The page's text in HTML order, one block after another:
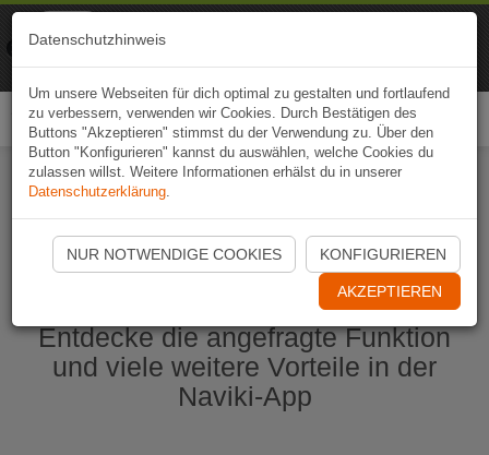
Naviki App jetzt öffnen
Entdecke die angefragte Funktion
und viele weitere Vorteile in der
Naviki-App
Datenschutzhinweis
Um unsere Webseiten für dich optimal zu gestalten und fortlaufend
zu verbessern, verwenden wir Cookies. Durch Bestätigen des
Buttons "Akzeptieren" stimmst du der Verwendung zu. Über den
Button "Konfigurieren" kannst du auswählen, welche Cookies du
zulassen willst. Weitere Informationen erhälst du in unserer
Datenschutzerklärung.
NUR NOTWENDIGE COOKIES KONFIGURIEREN
AKZEPTIEREN
Naviki